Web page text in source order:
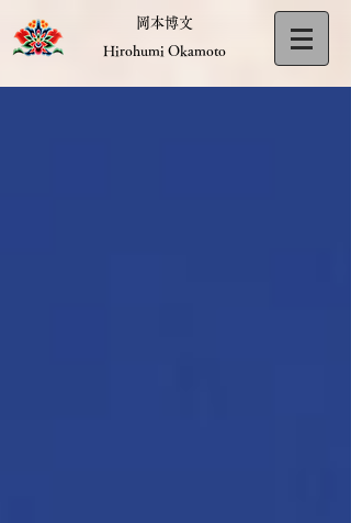
岡本博文
Hirohumi Okamoto